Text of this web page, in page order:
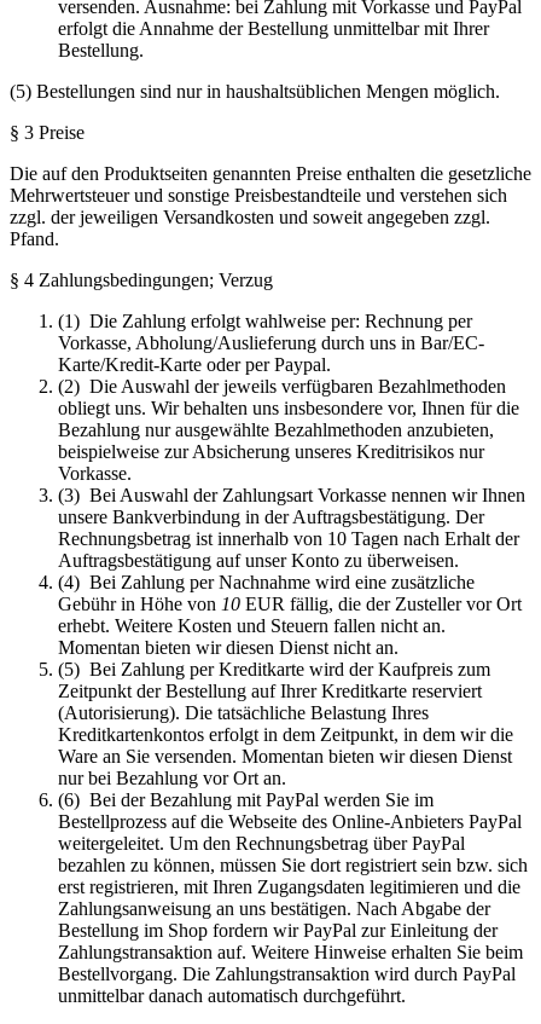
versenden. Ausnahme: bei Zahlung mit Vorkasse und PayPal
erfolgt die Annahme der Bestellung unmittelbar mit Ihrer
Bestellung.
(5) Bestellungen sind nur in haushaltsüblichen Mengen möglich.
§ 3 Preise
Die auf den Produktseiten genannten Preise enthalten die gesetzliche
Mehrwertsteuer und sonstige Preisbestandteile und verstehen sich
zzgl. der jeweiligen Versandkosten und soweit angegeben zzgl.
Pfand.
§ 4 Zahlungsbedingungen; Verzug
(1) Die Zahlung erfolgt wahlweise per: Rechnung per
Vorkasse, Abholung/Auslieferung durch uns in Bar/EC-
Karte/Kredit-Karte oder per Paypal.
(2) Die Auswahl der jeweils verfügbaren Bezahlmethoden
obliegt uns. Wir behalten uns insbesondere vor, Ihnen für die
Bezahlung nur ausgewählte Bezahlmethoden anzubieten,
beispielweise zur Absicherung unseres Kreditrisikos nur
Vorkasse.
(3) Bei Auswahl der Zahlungsart Vorkasse nennen wir Ihnen
unsere Bankverbindung in der Auftragsbestätigung. Der
Rechnungsbetrag ist innerhalb von 10 Tagen nach Erhalt der
Auftragsbestätigung auf unser Konto zu überweisen.
(4) Bei Zahlung per Nachnahme wird eine zusätzliche
Gebühr in Höhe von 10 EUR fällig, die der Zusteller vor Ort
erhebt. Weitere Kosten und Steuern fallen nicht an.
Momentan bieten wir diesen Dienst nicht an.
(5) Bei Zahlung per Kreditkarte wird der Kaufpreis zum
Zeitpunkt der Bestellung auf Ihrer Kreditkarte reserviert
(Autorisierung). Die tatsächliche Belastung Ihres
Kreditkartenkontos erfolgt in dem Zeitpunkt, in dem wir die
Ware an Sie versenden. Momentan bieten wir diesen Dienst
nur bei Bezahlung vor Ort an.
(6) Bei der Bezahlung mit PayPal werden Sie im
Bestellprozess auf die Webseite des Online-Anbieters PayPal
weitergeleitet. Um den Rechnungsbetrag über PayPal
bezahlen zu können, müssen Sie dort registriert sein bzw. sich
erst registrieren, mit Ihren Zugangsdaten legitimieren und die
Zahlungsanweisung an uns bestätigen. Nach Abgabe der
Bestellung im Shop fordern wir PayPal zur Einleitung der
Zahlungstransaktion auf. Weitere Hinweise erhalten Sie beim
Bestellvorgang. Die Zahlungstransaktion wird durch PayPal
unmittelbar danach automatisch durchgeführt.